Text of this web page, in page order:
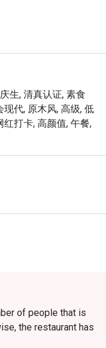
食谱与来自世界各
爱的餐厅，让您的
受夜晚，这里的独
一道菜都是 Chef
为此着迷。想象一
烧烤的杰作，每一
而舒适的装潢，让
以鱼肉为基底的浓
无酒精特调饮品，沁
生, 清真认证, 素食
现代, 原木风, 高级, 低
红打卡, 高颜值, 午餐,
of people that is
the restaurant has